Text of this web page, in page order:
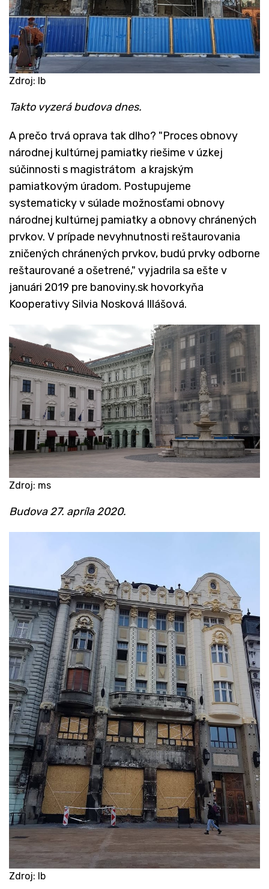
Zdroj: lb
​Takto vyzerá budova dnes.
A prečo trvá oprava tak dlho? "Proces obnovy
národnej kultúrnej pamiatky riešime v úzkej
súčinnosti s magistrátom a krajským
pamiatkovým úradom. Postupujeme
systematicky v súlade možnosťami obnovy
národnej kultúrnej pamiatky a obnovy chránených
prvkov. V prípade nevyhnutnosti reštaurovania
zničených chránených prvkov, budú prvky odborne
reštaurované a ošetrené," vyjadrila sa ešte v
januári 2019 pre banoviny.sk hovorkyňa
Kooperativy Silvia Nosková Illášová.
Zdroj: ms
​Budova 27. apríla 2020.
Zdroj: lb